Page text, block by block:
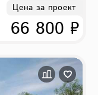
Цена за проект
66 800 ₽